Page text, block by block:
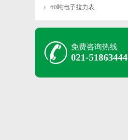
60吨电子拉力表
免费咨询热线
021-51863444